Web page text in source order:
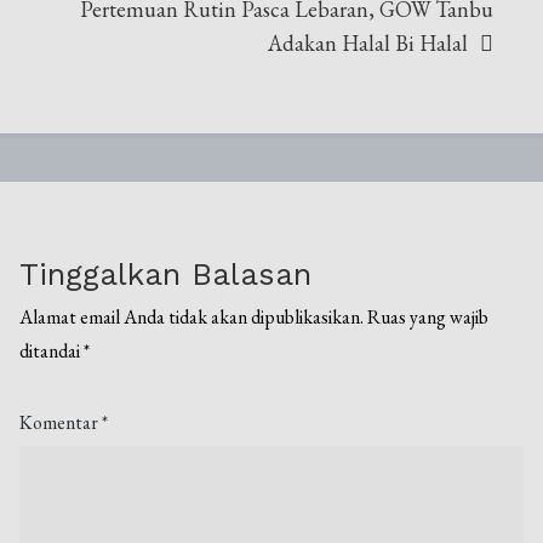
Pertemuan Rutin Pasca Lebaran, GOW Tanbu
Adakan Halal Bi Halal
Tinggalkan Balasan
Alamat email Anda tidak akan dipublikasikan. Ruas yang wajib
ditandai*
Komentar*